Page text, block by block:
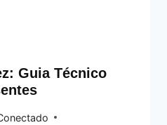
Guia Técnico